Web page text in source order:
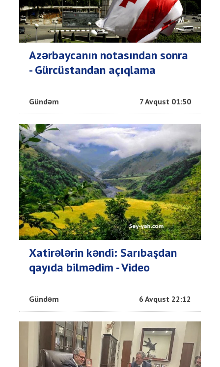
Azərbaycanın notasından sonra
- Gürcüstandan açıqlama
Gündəm 7 Avqust 01:50
Xatirələrin kəndi: Sarıbaşdan
qayıda bilmədim - Video
Gündəm 6 Avqust 22:12